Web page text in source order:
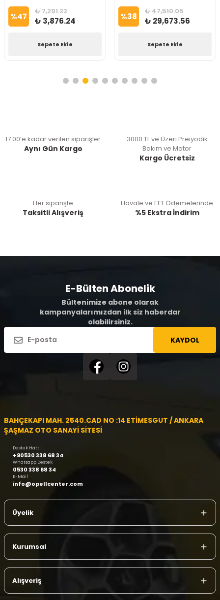
%47 ₺ 7,291.22
₺ 3,876.24
Sepete Ekle
%38 ₺ 47,510.05
₺ 29,673.56
Sepete Ekle
17:00’e kadar verilen siparişler
Aynı Gün Kargo
3000 TL ve Üzeri Preiyodik
Bakım ve Motor
Kargo Ücretsiz
Her siparişte
Taksitli Alışveriş
Havale ve EFT Ödemelerinde
%5 Ekstra İndirim
E-Bülten Abonelik
Bültenimize abone olarak
kampanyalarımızdan ilk siz haberdar
olabilirsiniz.
KAYDOL
BAHÇEKAPI MAH. 2540.CAD NO :14 ETİMESGUT / ANKARA
ŞAŞMAZ OTO SANAYİ SİTESİ
Destek Hattı
+90530 338 68 34
Whatsapp Destek
0530 338 68 34
E-Mail
info@opellcenter.com
Üyelik
Kurumsal
Alışveriş